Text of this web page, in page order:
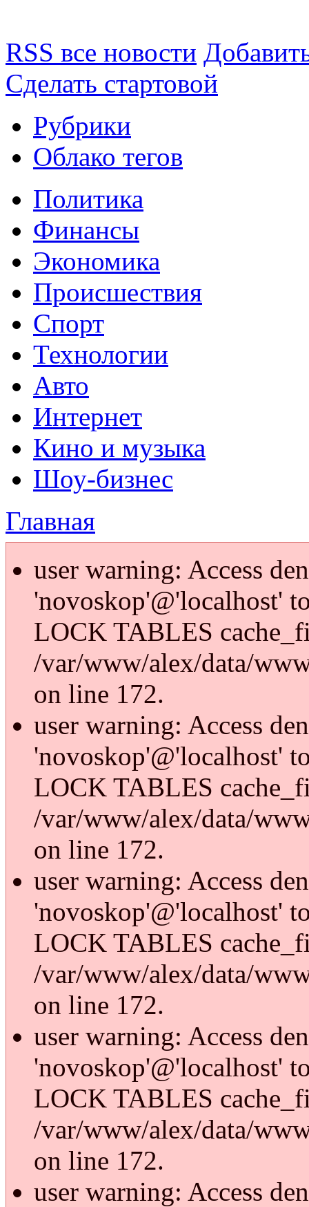
RSS все новости
Сделать стартовой
Рубрики
Облако тегов
Политика
Финансы
Экономика
Происшествия
Спорт
Технологии
Авто
Интернет
Кино и музыка
Шоу-бизнес
Главная
user warning: Access
'novoskop'@'localhost'
LOCK TABLES
/var/www/alex/data/
on line 172.
user warning: Access
'novoskop'@'localhost'
LOCK TABLES
/var/www/alex/data/
on line 172.
user warning: Access
'novoskop'@'localhost'
LOCK TABLES
/var/www/alex/data/
on line 172.
user warning: Access
'novoskop'@'localhost'
LOCK TABLES
/var/www/alex/data/
on line 172.
user warning: Access